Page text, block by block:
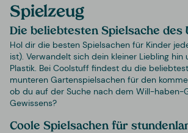
Spielzeug
Die beliebtesten Spielsache des
Hol dir die besten Spielsachen für Kinder
ist). Verwandelt sich dein kleiner Liebling
Plastik. Bei Coolstuff findest du die
munteren Gartenspielsachen für den
ob du auf der Suche nach dem Will-haben-
Gewissens?
Coole Spielsachen für